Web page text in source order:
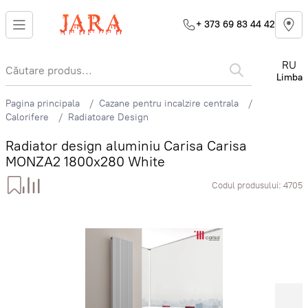
+ 373 69 83 44 42
RU
Limba
Pagina principala
Cazane pentru incalzire centrala
Calorifere
Radiatoare Design
Radiator design aluminiu Carisa Carisa
MONZA2 1800x280 White
Codul produsului: 4705